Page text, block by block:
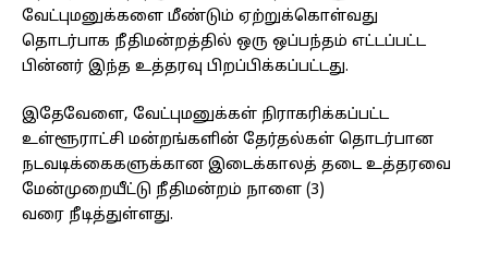
வேட்புமனுக்களை மீண்டும் ஏற்றுக்கொள்வது
தொடர்பாக நீதிமன்றத்தில் ஒரு ஒப்பந்தம் எட்டப்பட்ட
பின்னர் இந்த உத்தரவு பிறப்பிக்கப்பட்டது.
இதேவேளை, வேட்புமனுக்கள் நிராகரிக்கப்பட்ட
உள்ளூராட்சி மன்றங்களின் தேர்தல்கள் தொடர்பான
நடவடிக்கைகளுக்கான இடைக்காலத் தடை உத்தரவை
மேன்முறையீட்டு நீதிமன்றம் நாளை (3)
வரை நீடித்துள்ளது.